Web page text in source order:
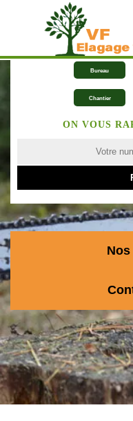
Bureau
Chantier
ON VOUS